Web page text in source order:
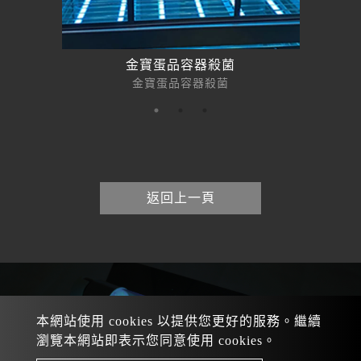
金寶蛋品容器殺菌
金寶蛋品容器殺菌
返回上一頁
本網站使用 cookies 以提供您更好的服務。繼續
瀏覽本網站即表示您同意使用 cookies。
Tel： +886 3-312-0391 業務專線：+886 920-104-589
/+886 913-622-877 /+886 919-347-873
sales@dragonfu.tw